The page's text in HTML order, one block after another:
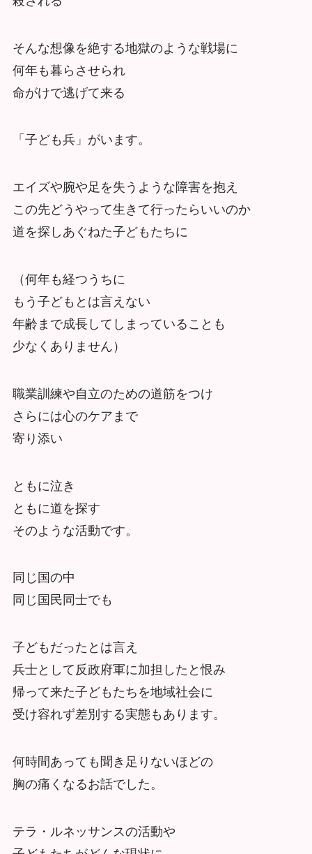
そんな想像を絶する地獄のような戦場に
何年も暮らさせられ
命がけで逃げて来る
「子ども兵」がいます。
エイズや腕や足を失うような障害を抱え
この先どうやって生きて行ったらいいのか
道を探しあぐねた子どもたちに
（何年も経つうちに
もう子どもとは言えない
年齢まで成長してしまっていることも
少なくありません）
職業訓練や自立のための道筋をつけ
さらには心のケアまで
寄り添い
ともに泣き
ともに道を探す
そのような活動です。
同じ国の中
同じ国民同士でも
子どもだったとは言え
兵士として反政府軍に加担したと恨み
帰って来た子どもたちを地域社会に
受け容れず差別する実態もあります。
何時間あっても聞き足りないほどの
胸の痛くなるお話でした。
テラ・ルネッサンスの活動や